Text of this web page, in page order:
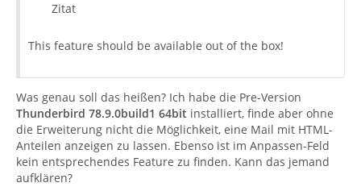
Zitat
This feature should be available out of the box!
Was genau soll das heißen? Ich habe die Pre-Version
Thunderbird 78.9.0build1 64bit installiert, finde aber ohne
die Erweiterung nicht die Möglichkeit, eine Mail mit HTML-
Anteilen anzeigen zu lassen. Ebenso ist im Anpassen-Feld
kein entsprechendes Feature zu finden. Kann das jemand
aufklären?